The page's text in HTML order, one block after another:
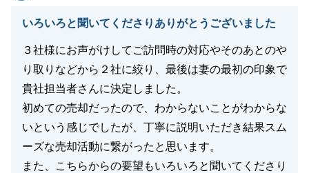
閉じる
いろいろと聞いてくださりありがとうございました
３社様にお声がけしてご訪問時の対応やそのあとのや
り取りなどから２社に絞り、最後は妻の最初の印象で
貴社担当者さんに決定しました。
初めての売却だったので、わからないことがわからな
いという感じでしたが、丁寧に説明いただき結果スム
ーズな売却活動に繋がったと思います。
また、こちらからの要望もいろいろと聞いてくださり